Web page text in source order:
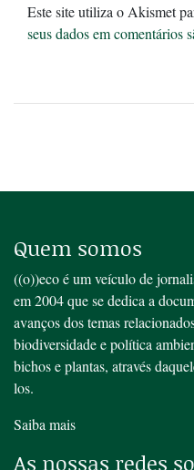
Este site utiliza o Akismet
seus dados em comentários
Quem somos
((o))eco é um veículo de
em 2004 que se dedica a
avanços dos temas
biodiversidade e política
bichos e plantas, através
los.
Saiba mais
As nossas redes